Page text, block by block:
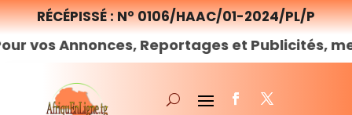
RÉCÉPISSÉ : N° 0106/HAAC/01-2024/PL/P
Reportages et Publicités, merci denous